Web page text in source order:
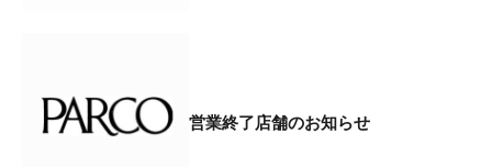
営業終了店舗のお知らせ